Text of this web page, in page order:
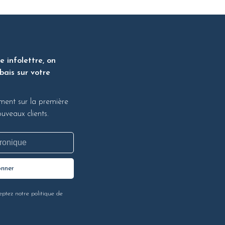
infolettre, on
sur votre
sur la première
clients.
notre politique de